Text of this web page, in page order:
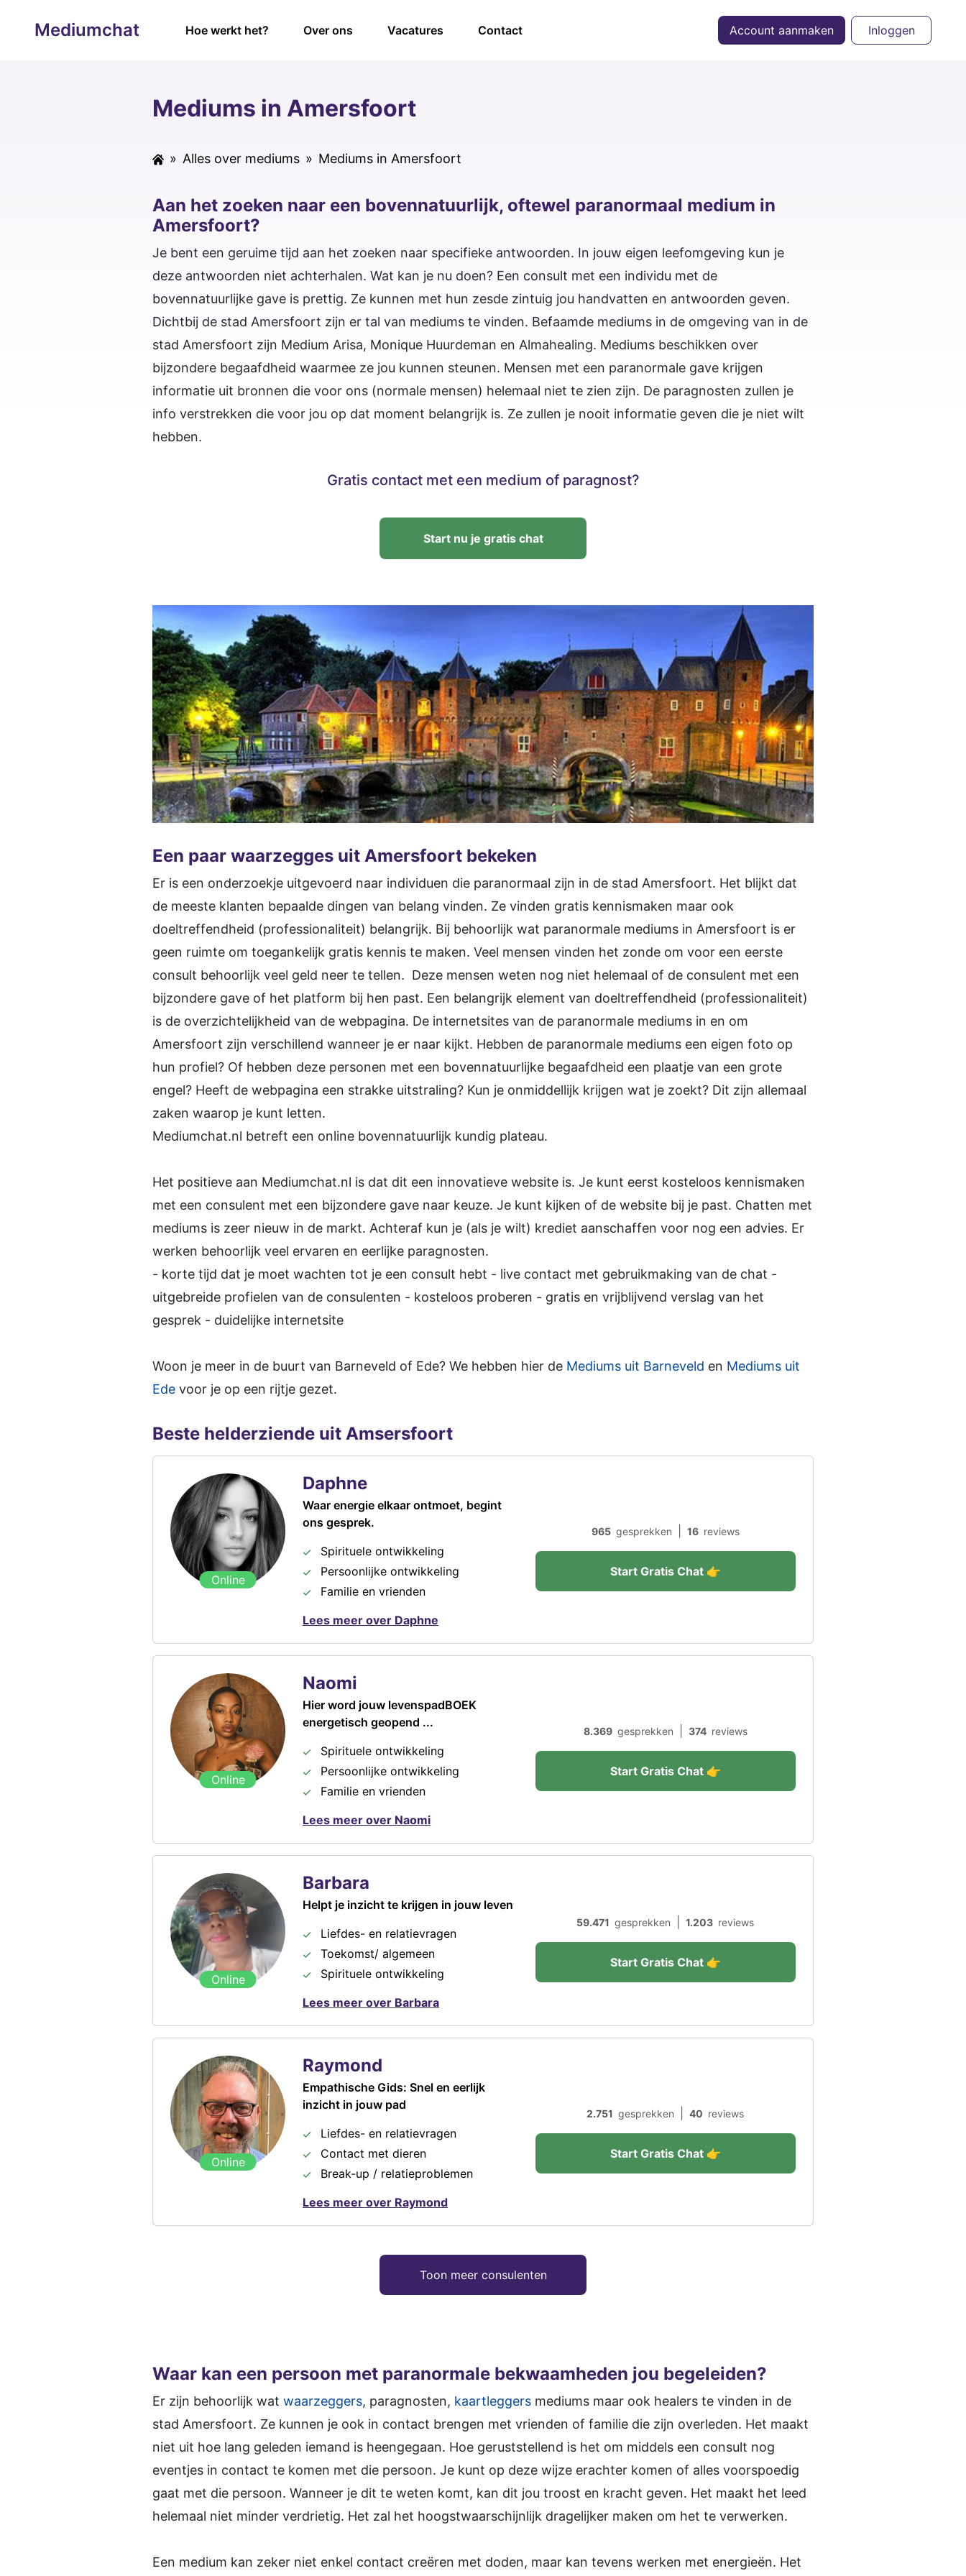
Mediumchat Hoe werkt het? Over ons Vacatures Contact Account aanmaken Inloggen
Mediums in Amersfoort
» Alles over mediums » Mediums in Amersfoort
Aan het zoeken naar een bovennatuurlijk, oftewel paranormaal medium in
Amersfoort?
Je bent een geruime tijd aan het zoeken naar specifieke antwoorden. In jouw eigen leefomgeving kun je
deze antwoorden niet achterhalen. Wat kan je nu doen? Een consult met een individu met de
bovennatuurlijke gave is prettig. Ze kunnen met hun zesde zintuig jou handvatten en antwoorden geven.
Dichtbij de stad Amersfoort zijn er tal van mediums te vinden. Befaamde mediums in de omgeving van in de
stad Amersfoort zijn Medium Arisa, Monique Huurdeman en Almahealing. Mediums beschikken over
bijzondere begaafdheid waarmee ze jou kunnen steunen. Mensen met een paranormale gave krijgen
informatie uit bronnen die voor ons (normale mensen) helemaal niet te zien zijn. De paragnosten zullen je
info verstrekken die voor jou op dat moment belangrijk is. Ze zullen je nooit informatie geven die je niet wilt
hebben.
Gratis contact met een medium of paragnost?
Start nu je gratis chat
Een paar waarzegges uit Amersfoort bekeken
Er is een onderzoekje uitgevoerd naar individuen die paranormaal zijn in de stad Amersfoort. Het blijkt dat
de meeste klanten bepaalde dingen van belang vinden. Ze vinden gratis kennismaken maar ook
doeltreffendheid (professionaliteit) belangrijk. Bij behoorlijk wat paranormale mediums in Amersfoort is er
geen ruimte om toegankelijk gratis kennis te maken. Veel mensen vinden het zonde om voor een eerste
consult behoorlijk veel geld neer te tellen. Deze mensen weten nog niet helemaal of de consulent met een
bijzondere gave of het platform bij hen past. Een belangrijk element van doeltreffendheid (professionaliteit)
is de overzichtelijkheid van de webpagina. De internetsites van de paranormale mediums in en om
Amersfoort zijn verschillend wanneer je er naar kijkt. Hebben de paranormale mediums een eigen foto op
hun profiel? Of hebben deze personen met een bovennatuurlijke begaafdheid een plaatje van een grote
engel? Heeft de webpagina een strakke uitstraling? Kun je onmiddellijk krijgen wat je zoekt? Dit zijn allemaal
zaken waarop je kunt letten.
Mediumchat.nl betreft een online bovennatuurlijk kundig plateau.
Het positieve aan Mediumchat.nl is dat dit een innovatieve website is. Je kunt eerst kosteloos kennismaken
met een consulent met een bijzondere gave naar keuze. Je kunt kijken of de website bij je past. Chatten met
mediums is zeer nieuw in de markt. Achteraf kun je (als je wilt) krediet aanschaffen voor nog een advies. Er
werken behoorlijk veel ervaren en eerlijke paragnosten.
- korte tijd dat je moet wachten tot je een consult hebt - live contact met gebruikmaking van de chat -
uitgebreide profielen van de consulenten - kosteloos proberen - gratis en vrijblijvend verslag van het
gesprek - duidelijke internetsite
Woon je meer in de buurt van Barneveld of Ede? We hebben hier de Mediums uit Barneveld en Mediums uit
Ede voor je op een rijtje gezet.
Beste helderziende uit Amsersfoort
Online
Daphne
Waar energie elkaar ontmoet, begint
ons gesprek.
Spirituele ontwikkeling
Persoonlijke ontwikkeling
Familie en vrienden
Lees meer over Daphne
16 reviews
965 gesprekken
Start Gratis Chat 👉
Online
Naomi
Hier word jouw levenspadBOEK
energetisch geopend ...
Spirituele ontwikkeling
Persoonlijke ontwikkeling
Familie en vrienden
Lees meer over Naomi
374 reviews
8.369 gesprekken
Start Gratis Chat 👉
Online
Barbara
Helpt je inzicht te krijgen in jouw leven
Liefdes- en relatievragen
Toekomst/ algemeen
Spirituele ontwikkeling
Lees meer over Barbara
1.203 reviews
59.471 gesprekken
Start Gratis Chat 👉
Online
Raymond
Empathische Gids: Snel en eerlijk
inzicht in jouw pad
Liefdes- en relatievragen
Contact met dieren
Break-up / relatieproblemen
Lees meer over Raymond
40 reviews
2.751 gesprekken
Start Gratis Chat 👉
Toon meer consulenten
Waar kan een persoon met paranormale bekwaamheden jou begeleiden?
Er zijn behoorlijk wat waarzeggers, paragnosten, kaartleggers mediums maar ook healers te vinden in de
stad Amersfoort. Ze kunnen je ook in contact brengen met vrienden of familie die zijn overleden. Het maakt
niet uit hoe lang geleden iemand is heengegaan. Hoe geruststellend is het om middels een consult nog
eventjes in contact te komen met die persoon. Je kunt op deze wijze erachter komen of alles voorspoedig
gaat met die persoon. Wanneer je dit te weten komt, kan dit jou troost en kracht geven. Het maakt het leed
helemaal niet minder verdrietig. Het zal het hoogstwaarschijnlijk dragelijker maken om het te verwerken.
Een medium kan zeker niet enkel contact creëren met doden, maar kan tevens werken met energieën. Het